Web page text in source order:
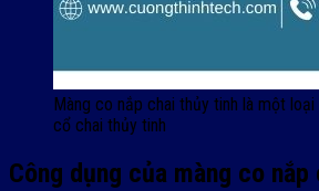
Màng co nắp chai thủy tinh là một
cổ chai thủy tinh
Công dụng của màng co